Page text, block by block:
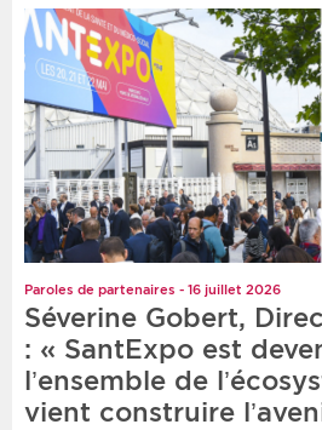
Paroles de partenaires - 16 juillet 2026
Séverine Gobert,
: « SantExpo est
l’ensemble de
vient construire